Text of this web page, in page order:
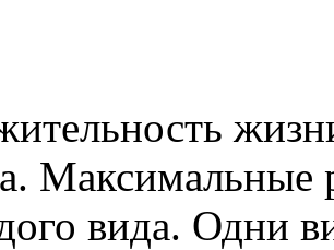
Максимальные
вида. Одни